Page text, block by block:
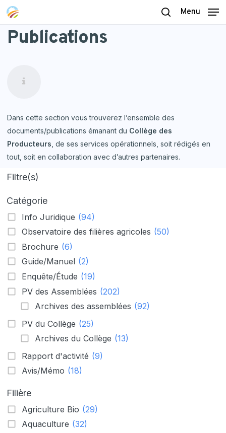
Skip
main
content
search
Menu
Publications
Dans cette section vous trouverez l’ensemble des
documents/publications émanant du Collège des
Producteurs , de ses services opérationnels, soit rédigés en
tout, soit en collaboration avec d’autres partenaires.
Filtre(s)
Catégorie
Info Juridique (94)
Observatoire des filières agricoles (50)
Brochure (6)
Guide/Manuel (2)
Enquête/Étude (19)
PV des Assemblées (202)
Archives des assemblées (92)
PV du Collège (25)
Archives du Collège (13)
Rapport d'activité (9)
Avis/Mémo (18)
Filière
Agriculture Bio (29)
Aquaculture (32)